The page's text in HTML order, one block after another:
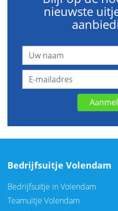
nieuwste
Bedrijfsuitje Volendam
Bedrijfsuitje in Volendam
Teamuitje Volendam